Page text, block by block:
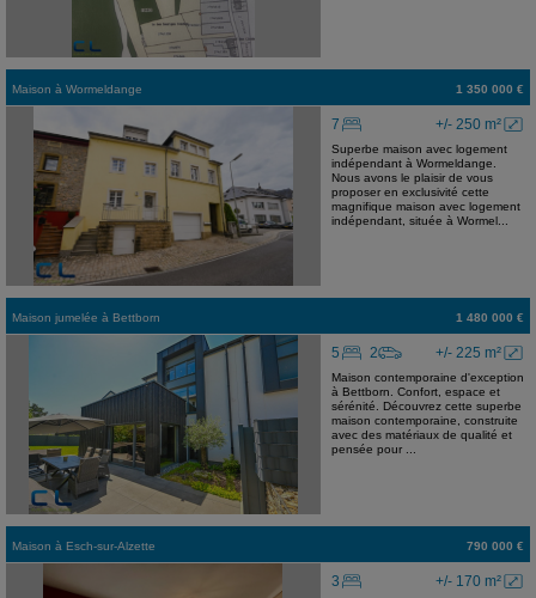
Maison à Wormeldange 1 350 000 €
+/- 250 m²
7
Superbe maison avec logement
indépendant à Wormeldange.
Nous avons le plaisir de vous
proposer en exclusivité cette
magnifique maison avec logement
indépendant, située à Wormel...
Maison jumelée à Bettborn 1 480 000 €
+/- 225 m²
5 2
Maison contemporaine d'exception
à Bettborn. Confort, espace et
sérénité. Découvrez cette superbe
maison contemporaine, construite
avec des matériaux de qualité et
pensée pour ...
Maison à Esch-sur-Alzette 790 000 €
+/- 170 m²
3